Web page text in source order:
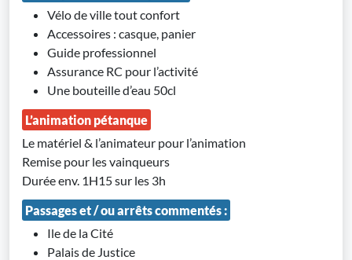
Vélo de ville tout confort
Accessoires : casque, panier
Guide professionnel
Assurance RC pour l’activité
Une bouteille d’eau 50cl
L’animation pétanque
Le matériel & l’animateur pour l’animation
Remise pour les vainqueurs
Durée env. 1H15 sur les 3h
Passages et / ou arrêts commentés :
Ile de la Cité
Palais de Justice